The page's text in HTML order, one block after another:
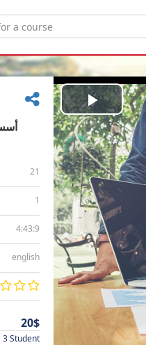
21
1
4:43:9
english
20$
3 Student
Play
Video